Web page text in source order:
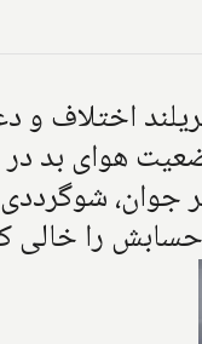
اختلاف و
جوان،
را خالی